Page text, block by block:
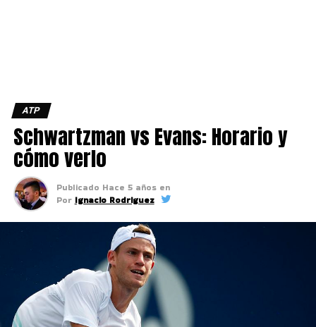
ATP
Schwartzman vs Evans: Horario y
cómo verlo
Publicado Hace 5 años en
Por Ignacio Rodriguez